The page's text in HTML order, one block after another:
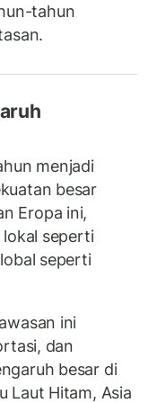
tahun
menjadi
besar
Eropa ini,
seperti
seperti
ini
dan
besar di
Laut Hitam, Asia